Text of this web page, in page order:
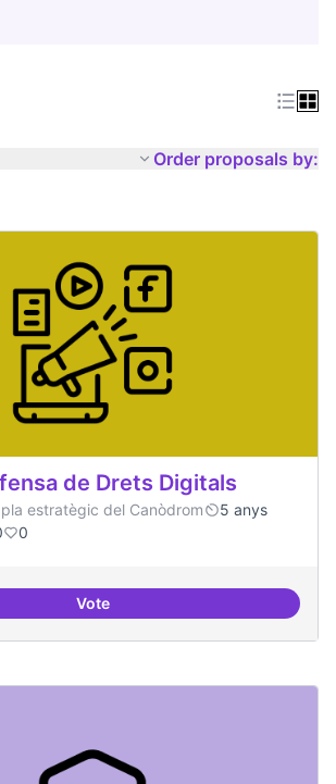
Order proposals by:
de Drets Digitals
estratègic del Canòdrom
5 anys
0
VotePunt de defensa de Drets Digitals